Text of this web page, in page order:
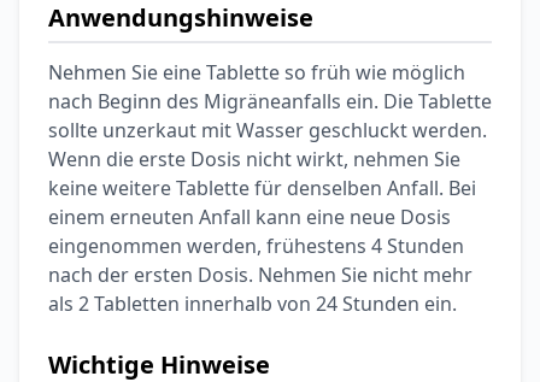
Anwendungshinweise
Nehmen Sie eine Tablette so früh wie möglich
nach Beginn des Migräneanfalls ein. Die Tablette
sollte unzerkaut mit Wasser geschluckt werden.
Wenn die erste Dosis nicht wirkt, nehmen Sie
keine weitere Tablette für denselben Anfall. Bei
einem erneuten Anfall kann eine neue Dosis
eingenommen werden, frühestens 4 Stunden
nach der ersten Dosis. Nehmen Sie nicht mehr
als 2 Tabletten innerhalb von 24 Stunden ein.
Wichtige Hinweise